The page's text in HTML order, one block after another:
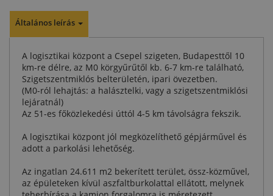
Általános leírás
A logisztikai központ a Csepel szigeten, Budapesttől 10
km-re délre, az M0 körgyűrűtől kb. 6-7 km-re található,
Szigetszentmiklós belterületén, ipari övezetben.
(M0-ról lehajtás: a halásztelki, vagy a szigetszentmiklósi
lejáratnál)
Az 51-es főközlekedési úttól 4-5 km távolságra fekszik.
A logisztikai központ jól megközelíthető gépjárművel és
adott a parkolási lehetőség.
Az ingatlan 24.611 m2 bekerített terület, össz-közművel,
az épületeken kívül aszfaltburkolattal ellátott, melynek